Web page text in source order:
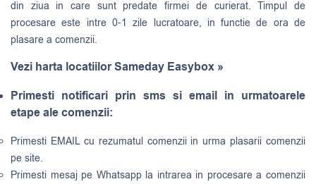
din ziua in care sunt predate firmei de curierat. Timpul de
procesare este intre 0-1 zile lucratoare, in functie de ora de
plasare a comenzii.
Vezi harta locatiilor Sameday Easybox »
Primesti notificari prin sms si email in urmatoarele
etape ale comenzii:
Primesti EMAIL cu rezumatul comenzii in urma plasarii comenzii
pe site.
Primesti mesaj pe Whatsapp la intrarea in procesare a comenzii